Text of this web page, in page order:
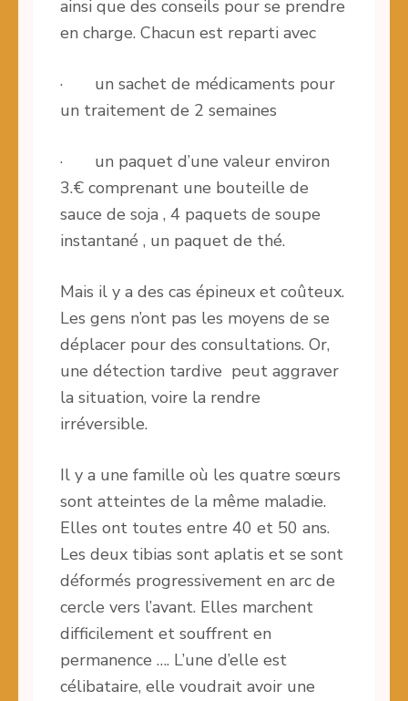
ainsi que des conseils pour se prendre
en charge. Chacun est reparti avec
· un sachet de médicaments pour
un traitement de 2 semaines
· un paquet d’une valeur environ
3.€ comprenant une bouteille de
sauce de soja , 4 paquets de soupe
instantané , un paquet de thé.
Mais il y a des cas épineux et coûteux.
Les gens n’ont pas les moyens de se
déplacer pour des consultations. Or,
une détection tardive peut aggraver
la situation, voire la rendre
irréversible.
Il y a une famille où les quatre sœurs
sont atteintes de la même maladie.
Elles ont toutes entre 40 et 50 ans.
Les deux tibias sont aplatis et se sont
déformés progressivement en arc de
cercle vers l’avant. Elles marchent
difficilement et souffrent en
permanence …. L’une d’elle est
célibataire, elle voudrait avoir une